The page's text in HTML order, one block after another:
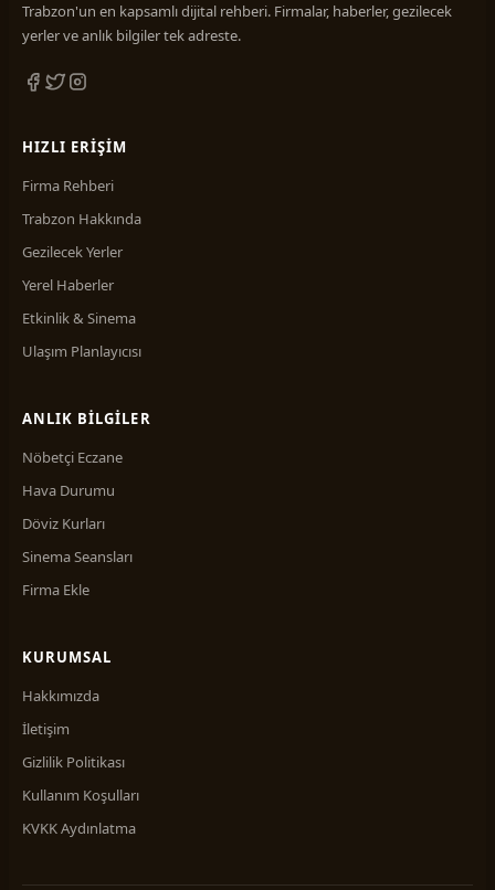
Trabzon'un en kapsamlı dijital rehberi. Firmalar, haberler, gezilecek
yerler ve anlık bilgiler tek adreste.
HIZLI ERIŞIM
Firma Rehberi
Trabzon Hakkında
Gezilecek Yerler
Yerel Haberler
Etkinlik & Sinema
Ulaşım Planlayıcısı
ANLIK BILGILER
Nöbetçi Eczane
Hava Durumu
Döviz Kurları
Sinema Seansları
Firma Ekle
KURUMSAL
Hakkımızda
İletişim
Gizlilik Politikası
Kullanım Koşulları
KVKK Aydınlatma